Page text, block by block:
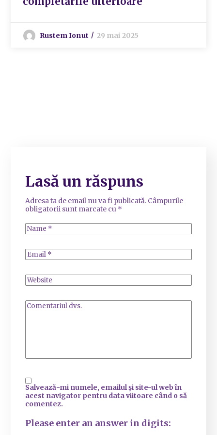
Rustem Ionut 29 mai 2025
Lasă un răspuns
Adresa ta de email nu va fi publicată. Câmpurile
obligatorii sunt marcate cu *
Salvează-mi numele, emailul și site-ul web în
acest navigator pentru data viitoare când o să
comentez.
Please enter an answer in digits: